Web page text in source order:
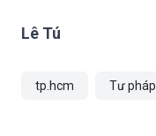
Lê Tú
tp.hcm Tư pháp